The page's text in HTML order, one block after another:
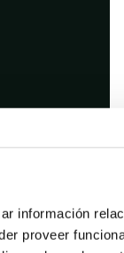
información
proveer